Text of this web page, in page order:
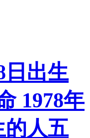
日出生
1978年
的人五